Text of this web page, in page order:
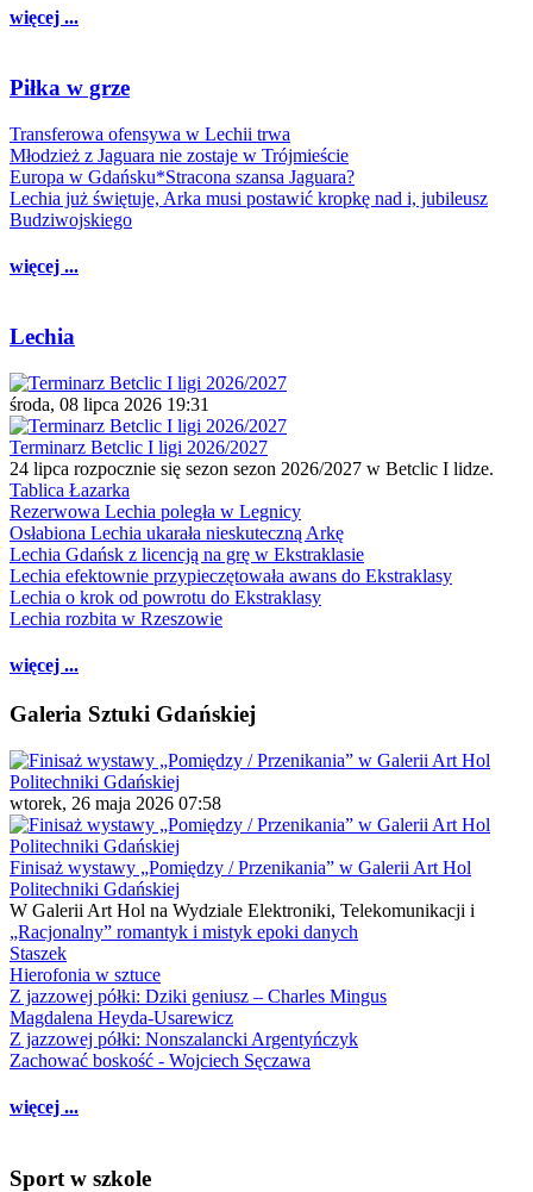
więcej ...
Piłka w grze
Transferowa ofensywa w Lechii trwa
Młodzież z Jaguara nie zostaje w Trójmieście
Europa w Gdańsku*Stracona szansa Jaguara?
Lechia już świętuje, Arka musi postawić kropkę nad i, jubileusz
Budziwojskiego
więcej ...
Lechia
środa, 08 lipca 2026 19:31
Terminarz Betclic I ligi 2026/2027
24 lipca rozpocznie się sezon sezon 2026/2027 w Betclic I lidze.
Tablica Łazarka
Rezerwowa Lechia poległa w Legnicy
Osłabiona Lechia ukarała nieskuteczną Arkę
Lechia Gdańsk z licencją na grę w Ekstraklasie
Lechia efektownie przypieczętowała awans do Ekstraklasy
Lechia o krok od powrotu do Ekstraklasy
Lechia rozbita w Rzeszowie
więcej ...
Galeria Sztuki Gdańskiej
wtorek, 26 maja 2026 07:58
Finisaż wystawy „Pomiędzy / Przenikania” w Galerii Art Hol
Politechniki Gdańskiej
W Galerii Art Hol na Wydziale Elektroniki, Telekomunikacji i
„Racjonalny” romantyk i mistyk epoki danych
Staszek
Hierofonia w sztuce
Z jazzowej półki: Dziki geniusz – Charles Mingus
Magdalena Heyda-Usarewicz
Z jazzowej półki: Nonszalancki Argentyńczyk
Zachować boskość - Wojciech Sęczawa
więcej ...
Sport w szkole